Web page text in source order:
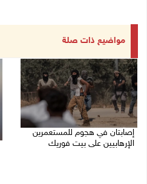
مواضيع ذات صلة
إصابتان في هجوم للمستعمرين
الإرهابيين على بيت فوريك